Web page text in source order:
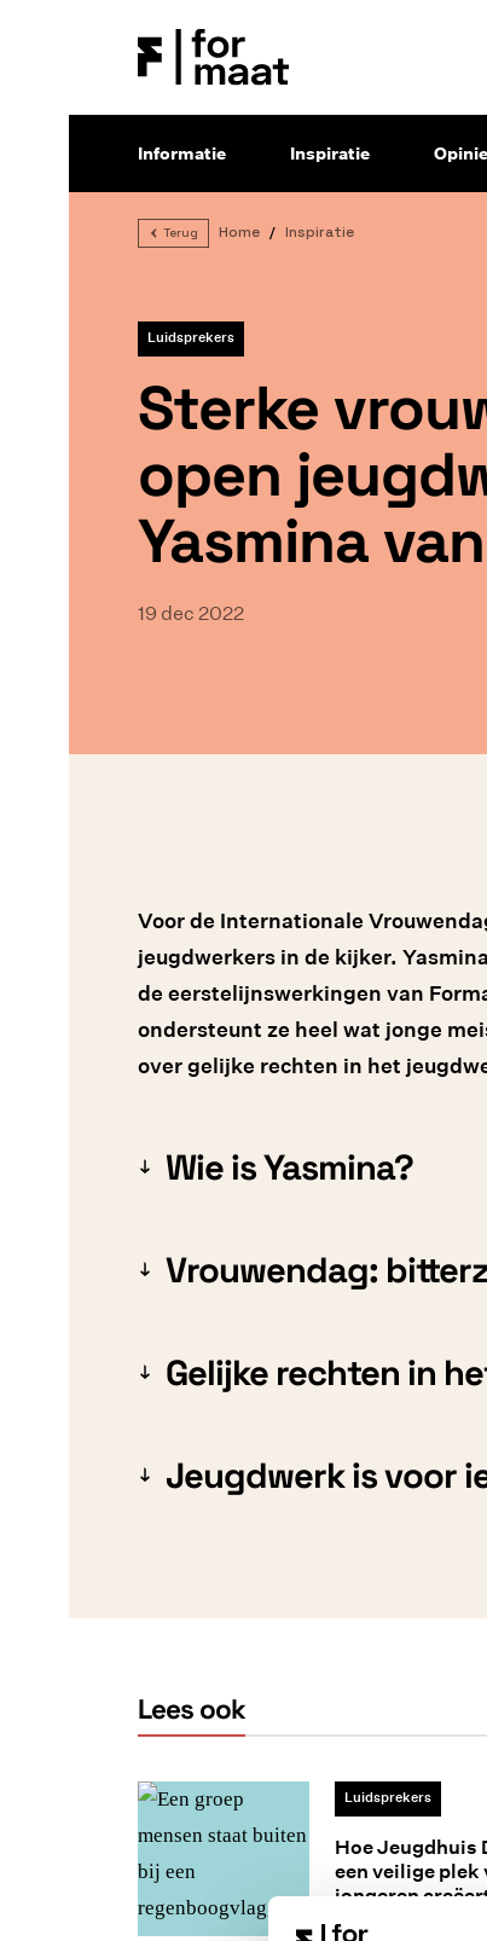
Informatie Inspiratie Opinie
Terug Home Inspiratie
Luidsprekers
Sterke
open
Yasmina
19 dec 2022
Voor de Internationale
jeugdwerkers in de kijker.
de eerstelijnswerkingen van
ondersteunt ze heel wat jonge
over gelijke rechten in het
Wie is Yasmina?
Vrouwendag:
Gelijke rechten in
Jeugdwerk is voor
Lees ook
Luidsprekers
Hoe Jeugdhuis
een veilige plek
jongeren
17 mei 2023